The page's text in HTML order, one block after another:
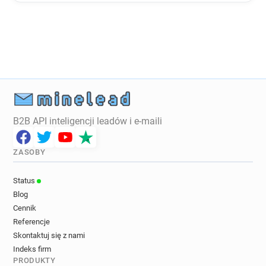
B2B API inteligencji leadów i e-maili
ZASOBY
Status
Blog
Cennik
Referencje
Skontaktuj się z nami
Indeks firm
PRODUKTY